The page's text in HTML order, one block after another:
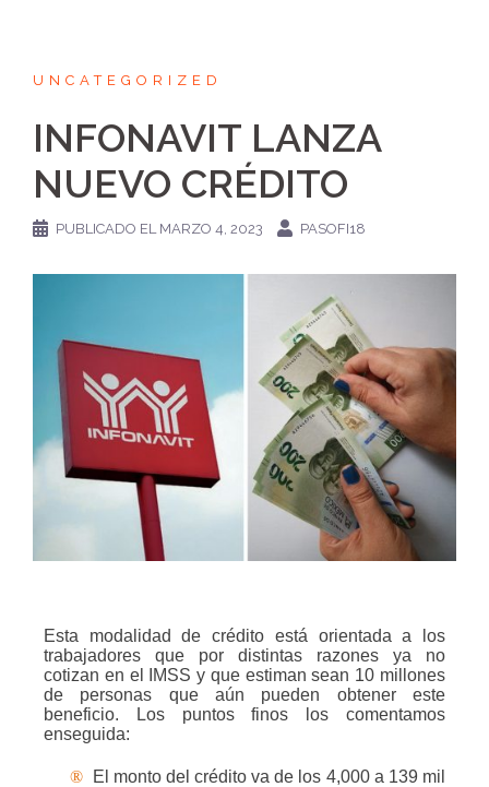
UNCATEGORIZED
INFONAVIT LANZA
NUEVO CRÉDITO
PUBLICADO EL MARZO 4, 2023 PASOFI18
Esta modalidad de crédito está orientada a los
trabajadores que por distintas razones ya no
cotizan en el IMSS y que estiman sean 10 millones
de personas que aún pueden obtener este
beneficio. Los puntos finos los comentamos
enseguida:
®
El monto del crédito va de los 4,000 a 139 mil